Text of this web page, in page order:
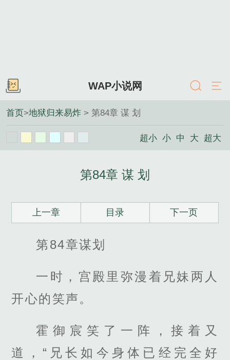
WAP小说网
首页>地狱归来易炸 > 第84章 谋 划
超小 小 中 大 超大
第84章 谋 划
上一章 目录 下一页
第84章谋划
一时，宫殿里弥漫着兄妹两人
开心的笑声。
霍御宸笑了一阵，接着又
道，“兄长如今身体已经完全好